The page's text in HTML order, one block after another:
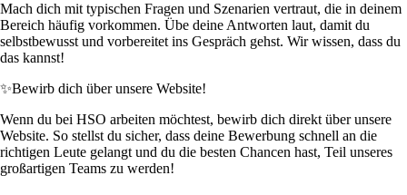
Mach dich mit typischen Fragen und Szenarien vertraut, die in deinem
Bereich häufig vorkommen. Übe deine Antworten laut, damit du
selbstbewusst und vorbereitet ins Gespräch gehst. Wir wissen, dass du
das kannst!
✨Bewirb dich über unsere Website!
Wenn du bei HSO arbeiten möchtest, bewirb dich direkt über unsere
Website. So stellst du sicher, dass deine Bewerbung schnell an die
richtigen Leute gelangt und du die besten Chancen hast, Teil unseres
großartigen Teams zu werden!